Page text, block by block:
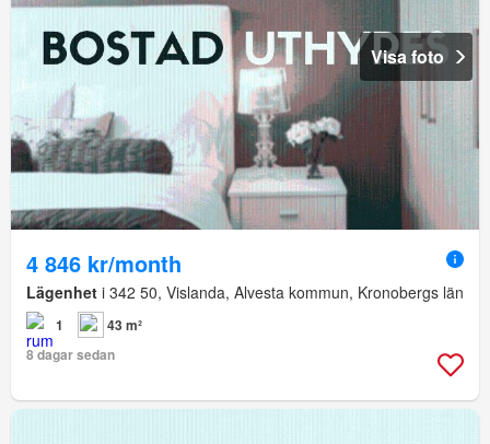
Visa foto
4 846 kr/month
Lägenhet i 342 50, Vislanda, Alvesta kommun, Kronobergs län
1
43 m²
8 dagar sedan